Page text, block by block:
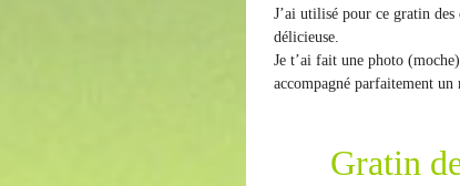
J’ai utilisé pour ce gratin
délicieuse.
Je t’ai fait une photo
accompagné parfaitement
Gratin